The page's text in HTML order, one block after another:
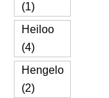
(1)
Heiloo
(4)
Hengelo
(2)